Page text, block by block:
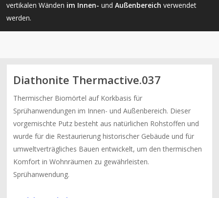
vertikalen Wänden im Innen- undAußenbereich verwendet
werden.
Diathonite Thermactive.037
Thermischer Biomörtel auf Korkbasis für
Sprühanwendungen im Innen- und Außenbereich. Dieser
vorgemischte Putz besteht aus natürlichen Rohstoffen und
wurde für die Restaurierung historischer Gebäude und für
umweltverträgliches Bauen entwickelt, um den thermischen
Komfort in Wohnräumen zu gewährleisten.
Sprühanwendung.